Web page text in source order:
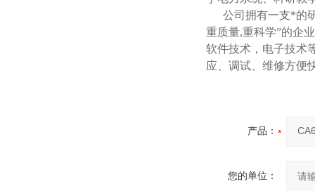
公司拥有一支*的研
重质量,重科学”的企
软件技术，电子技术
应、调试、维修方便
产品：
您的单位：